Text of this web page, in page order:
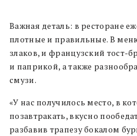
Важная деталь: в ресторане
плотные и правильные. В
злаков, и французский тост-
и паприкой, а также
смузи.
«У нас получилось место, в
позавтракать, вкусно
разбавив трапезу бокалом